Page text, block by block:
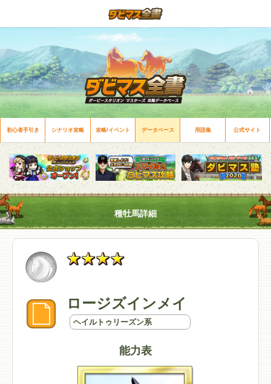
初心者手引き シナリオ攻略 攻略/イベント データベース 用語集 公式サイト
種牡馬詳細
ロージズインメイ
ヘイルトゥリーズン系
能力表